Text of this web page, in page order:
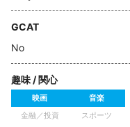
GCAT
No
趣味 / 関心
映画 音楽
金融／投資
スポーツ